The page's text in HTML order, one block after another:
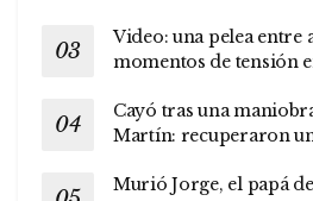
Video: una pelea entre
momentos de tensión
Cayó tras una
Martín: recuperaron
Murió Jorge, el papá